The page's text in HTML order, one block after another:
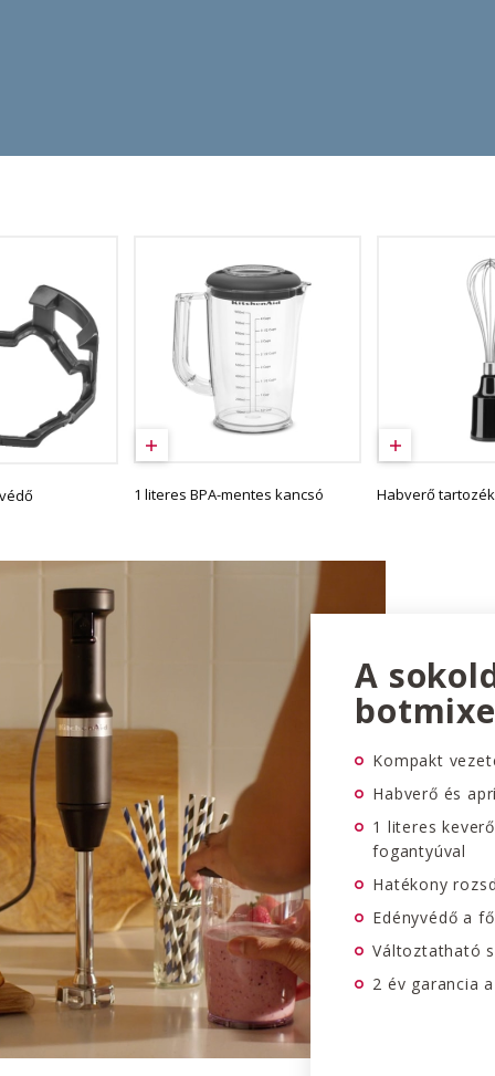
1 literes BPA-mentes kancsó Habverő tartozék
A
Kompakt
Habverő és
1 literes
fogantyúval
Hatékony
Edényvédő a
Változtatható
2 év garancia